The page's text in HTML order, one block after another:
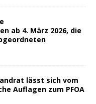
ab 4. März 2026, die
lässt sich vom
Auflagen zum PFOA